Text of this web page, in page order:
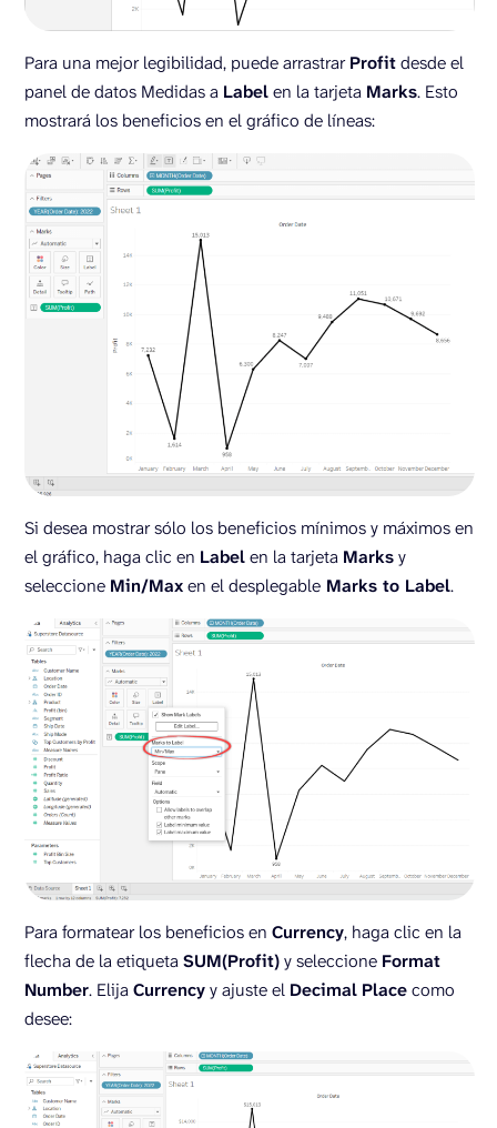
Para una mejor legibilidad, puede arrastrarProfitdesde el
panel de datos Medidas a Labelen la tarjeta Marks. Esto
mostrará los beneficios en el gráfico de líneas:
Si desea mostrar sólo los beneficios mínimos y máximos en
el gráfico, haga clic en Labelen la tarjeta Marksy
seleccione Min/Maxen el desplegable Marks to Label.
Para formatear los beneficios en Currency, haga clic en la
flecha de la etiquetaSUM(Profit)y seleccione Format
Number. ElijaCurrencyy ajuste el Decimal Placecomo
desee: